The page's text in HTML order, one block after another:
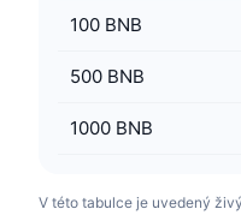
100 BNB
500 BNB
1000 BNB
V této tabulce je uvedený